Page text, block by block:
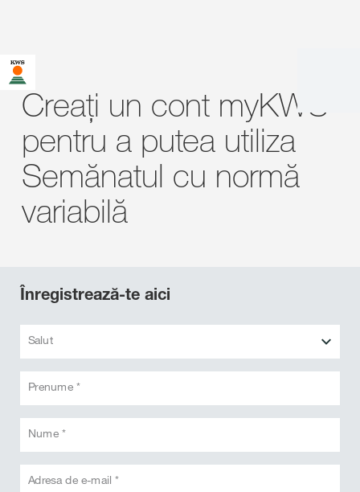
Creați un cont myKWS
pentru a putea utiliza
Semănatul cu normă
variabilă
Înregistrează-te aici
Salut
Prenume *
Nume *
Adresa de e-mail *